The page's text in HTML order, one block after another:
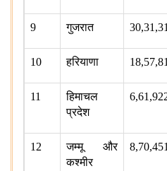
9 गुजरात
10 हरियाणा
11
हिमाचल
प्रदेश
12
जम्मू और
कश्मीर